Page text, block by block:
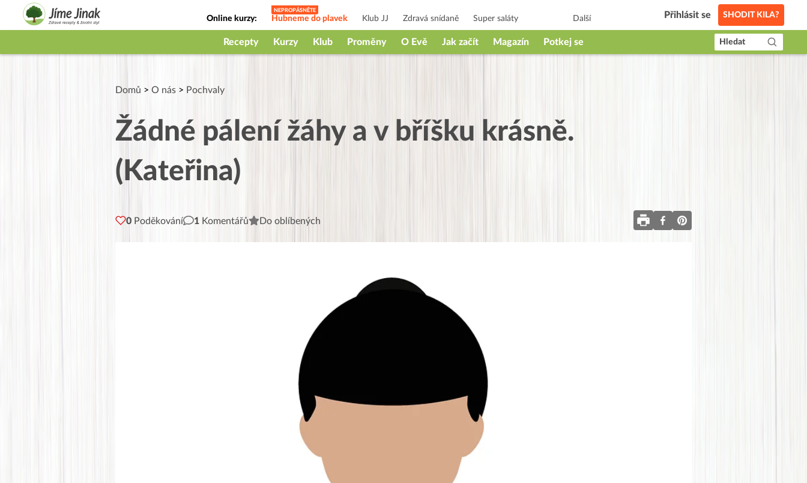
Online kurzy: Hubneme do plavek Klub JJ Zdravá snídaně Super saláty
Jak na babičky
Další Přihlásit se SHODIT KILA?
Recepty Kurzy Klub Proměny O Evě Jak začít Magazín Potkej se Hledat
Domů > O nás > Pochvaly
Žádné pálení žáhy a v bříšku krásně.
(Kateřina)
0 Poděkování 1 Komentářů Do oblíbených